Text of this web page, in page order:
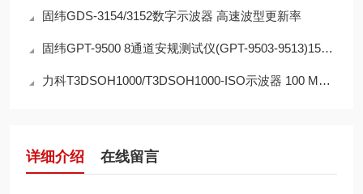
固纬GDS-3154/3152数字示波器 高速波型更新率
固纬GPT-9500 8通道安规测试仪(GPT-9503-9513)150VA测试容量 开路/短路检查
力科T3DSOH1000/T3DSOH1000-ISO示波器 100 MHz 和 200 MHz 256级强度分级
详细介绍 在线留言